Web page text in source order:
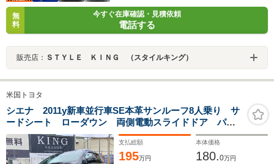
無
料
今すぐ在庫確認・見積依頼
電話する
販売店： ＳＴＹＬＥ ＫＩＮＧ （スタイルキング）
米国トヨタ
シエナ 2011y新車並行車SE本革サンルーフ8人乗り サ
ードシート ローダウン 両側電動スライドドア パワ
ーバックドア 純正19インチアルミ LEDヘッド&フォグ
&テール 外ナビ 後席フリップダウンモニター バック
モニター キーレス ETC
支払総額
195万円
本体価格
180.0万円